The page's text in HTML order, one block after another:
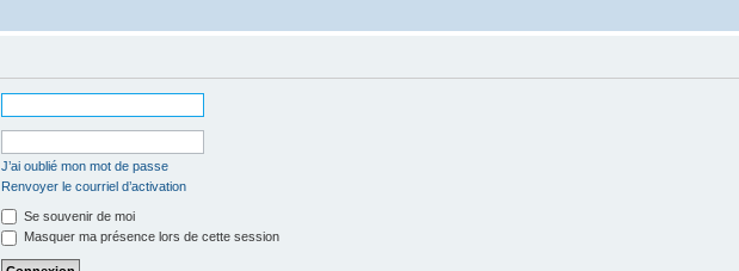
J’ai oublié mon mot de passe
Renvoyer le courriel d’activation
Se souvenir de moi
Masquer ma présence lors de cette session